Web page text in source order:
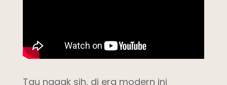
Tau nggak sih, di era modern ini